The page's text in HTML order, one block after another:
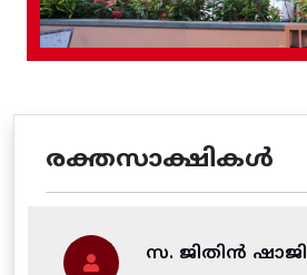
രക്തസാക്ഷികൾ
സ. ജിതിന്‍ ഷാജി